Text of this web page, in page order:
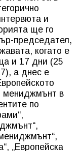
и
ще го
председател,
когато е
и 17 дни (25
а днес е
мениджмънт в
по
„Европейска